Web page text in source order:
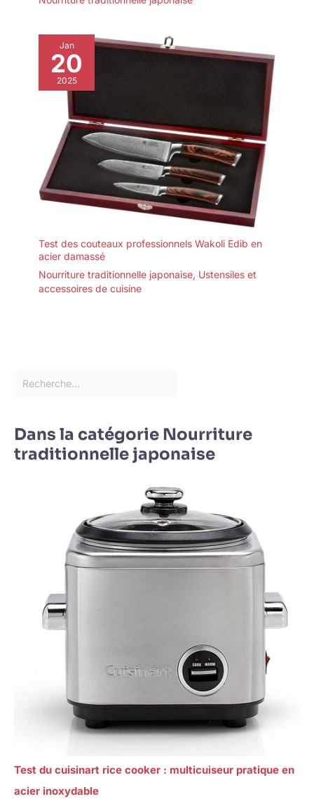
Jan
20
2025
Test des couteaux professionnels Wakoli Edib en
acier damassé
Nourriture traditionnelle japonaise, Ustensiles et
accessoires de cuisine
Dans la catégorie Nourriture
traditionnelle japonaise
Test du cuisinart rice cooker : multicuiseur pratique en
acier inoxydable